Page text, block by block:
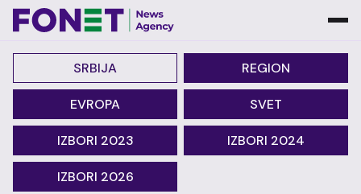
SRBIJA REGION
EVROPA SVET
IZBORI 2023 IZBORI 2024
IZBORI 2026